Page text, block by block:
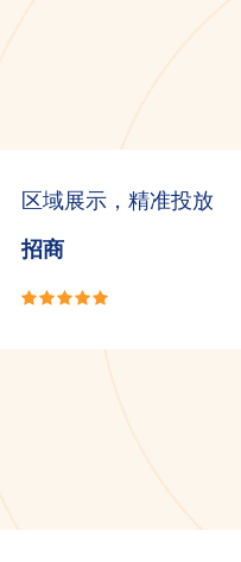
区域展示，精准投放
招商